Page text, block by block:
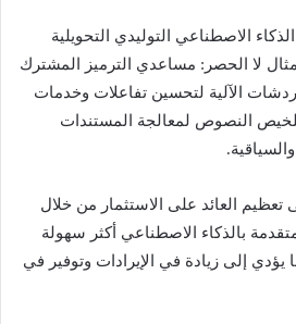
الاصطناعي التوليدي التحويلية
لا الحصر: مساعدي الترميز المشترك
الآلية لتحسين تفاعلات وخدمات
تلخيص النصوص لمعالجة المستندات
تعظيم العائد على الاستثمار من خلال
بالذكاء الاصطناعي أكثر سهولة
إلى زيادة في الإيرادات وتوفير في